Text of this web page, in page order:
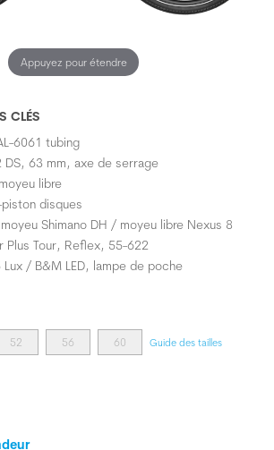
Appuyez pour étendre
CLÉS
6061 tubing
DS, 63 mm, axe de serrage
libre
disques
Shimano DH / moyeu libre Nexus 8
Plus Tour, Reflex, 55-622
Lux / B&M LED, lampe de poche
52 56 60 Guide des tailles